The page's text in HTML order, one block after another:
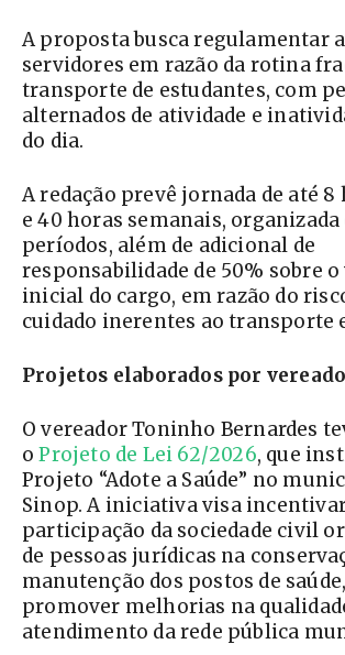
A proposta busca regulamentar
servidores em razão da rotina
transporte de estudantes, com
alternados de atividade e
do dia.
A redação prevê jornada de até 8
e 40 horas semanais, organizada
períodos, além de adicional de
responsabilidade de 50% sobre
inicial do cargo, em razão do
cuidado inerentes ao transporte
Projetos elaborados por
O vereador Toninho Bernardes
oProjeto de Lei 62/2026, que
Projeto “Adote a Saúde” no
Sinop. A iniciativa visa
participação da sociedade civil
de pessoas jurídicas na
manutenção dos postos de
promover melhorias na
atendimento da rede pública